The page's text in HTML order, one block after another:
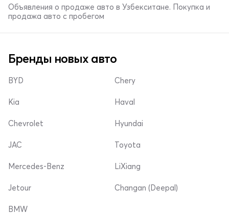
Объявления о продаже авто в Узбекситане. Покупка и
продажа авто с пробегом
Бренды новых авто
BYD
Kia
Chevrolet
Chery
Haval
Hyundai
JAC
Mercedes-Benz
Jetour
Toyota
LiXiang
Changan (Deepal)
BMW